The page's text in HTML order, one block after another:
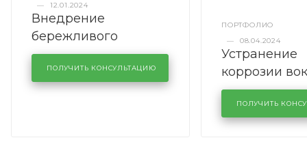
—
12.01.2024
Внедрение
бережливого
производства в
кузовном сервисе
KUTUZOVV
ПОЛУЧИТЬ КОНСУЛЬТАЦИЮ
ПОРТФОЛИО
—
08.04.2024
Устранение
коррозии
лобового
районе
Volkswagen
ПОЛУЧИТЬ